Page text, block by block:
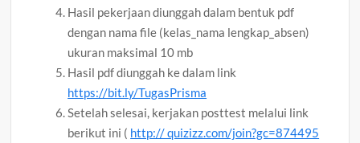
Hasil pekerjaan diunggah dalam bentuk pdf
dengan nama file (kelas_nama lengkap_absen)
ukuran maksimal 10 mb
Hasil pdf diunggah ke dalam link
https://bit.ly/TugasPrisma
Setelah selesai, kerjakan posttest melalui link
berikut ini ( http:// quizizz.com/join?gc=874495